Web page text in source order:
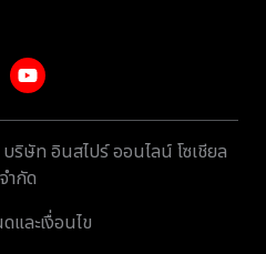
ษัท อินสไปร์ ออนไลน์ โซเชียล
จำกัด
และเงื่อนไข